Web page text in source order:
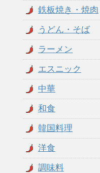
鉄板焼き・焼肉
うどん・そば
ラーメン
エスニック
中華
和食
韓国料理
洋食
調味料